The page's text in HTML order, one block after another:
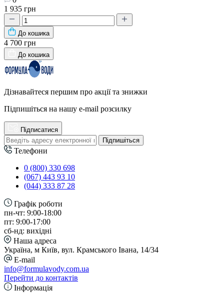
1 935 грн
До кошика
4 700 грн
До кошика
Дізнавайтеся першим про акції та знижки
Підпишіться на нашу e-mail розсилку
Підписатися
Підпишіться
Телефони
0 (800) 330 698
(067) 443 93 10
(044) 333 87 28
Графік роботи
пн-чт: 9:00-18:00
пт: 9:00-17:00
сб-нд: вихідні
Наша адреса
Україна, м Київ, вул. Крамського Івана, 14/34
E-mail
info@formulavody.com.ua
Перейти до контактів
Інформація